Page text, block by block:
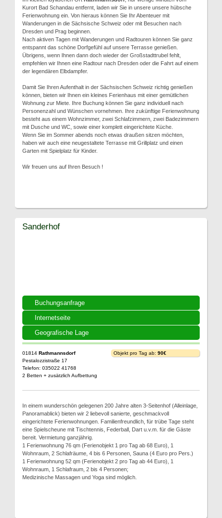
Kurort Bad Schandau entfernt, laden wir Sie in unsere unsere hübsche
Ferienwohnung ein. Von hieraus können Sie Ihr Abenteuer mit
Wanderungen in die Sächsische Schweiz oder mit Besuchen nach
Dresden und Prag beginnen.
Nach aktiven Tagen mit Wanderungen und Radtouren können Sie ganz
entspannt das schöne Dorfgefühl auf unsere Terrasse genießen.
Übrigens, wenn Ihnen dann doch wieder der Großstadttrubel fehlt,
empfehlen wir Ihnen eine Radtour nach Dresden oder die Fahrt auf einem
der legendären Elbdampfer.
Damit Sie Ihren Aufenthalt in der Sächsischen Schweiz richtig genießen
können, bieten wir Ihnen ein kleines Ferienhaus mit einer gemütlichen
Wohnung zur Miete. Ihre Buchung können Sie ganz individuell nach
Personenzahl und Wünschen vornehmen. Ihre zukünftige Ferienwohnung
besteht aus einem Wohnzimmer, zwei Schlafzimmern, zwei Badezimmern
mit Dusche und WC, sowie einer komplett eingerichtete Küche.
Wenn Sie im Sommer abends noch etwas draußen sitzen möchten,
haben wir auch eine neugestaltete Terrasse mit Grillplatz und einen
Garten mit Spielplatz für Kinder.
Wir freuen uns auf Ihren Besuch !
Buchungsanfrage
Internetseite
Geografische Lage
Sanderhof
01814 Rathmannsdorf
Pestalozzistraße 17
Telefon: 035022 41768
2 Betten + zusätzlich Aufbettung
Objekt pro Tag ab: 90€
In einem wunderschön gelegenen 200 Jahre alten 3-Seitenhof (Alleinlage,
Panoramablick) bieten wir 2 liebevoll sanierte, geschmackvoll
eingerichtete Ferienwohnungen. Familienfreundlich, für trübe Tage steht
eine Spielscheune mit Tischtennis, Federball, Dart u.v.m. für die Gäste
bereit. Vermietung ganzjährig.
1 Ferienwohnung 76 qm (Ferienobjekt 1 pro Tag ab 68 Euro), 1
Wohnraum, 2 Schlafräume, 4 bis 6 Personen, Sauna (4 Euro pro Pers.)
1 Ferienwohnung 52 qm (Ferienobjekt 2 pro Tag ab 44 Euro), 1
Wohnraum, 1 Schlafraum, 2 bis 4 Personen;
Medizinische Massagen und Yoga sind möglich.